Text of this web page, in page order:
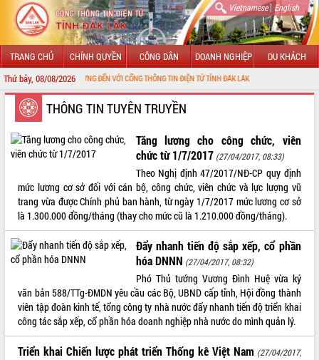
Vietnamese| English
TRANG CHỦ CHÍNH QUYỀN CÔNG DÂN DOANH NGHIỆP DU KHÁCH
Thứ bảy, 08/08/2026
CHÀO MỪNG ĐẾN VỚI CỔNG THÔNG TIN ĐIỆN TỬ TỈNH ĐẮK LẮK
GIỚI THIỆU
LÃNH ĐẠO UBND TỈNH
SỞ, BAN, NGÀNH
UBND CÁC XÃ, PHƯỜNG
THÔNG TIN CHỈ ĐẠO ĐIỀU HÀNH
VĂN BẢN HĐND TỈNH
ĐIỂM TIN VĂN BẢN
THÔNG TIN TUYÊN TRUYỀN
Tăng lương cho công chức, viên
chức từ 1/7/2017 (27/04/2017, 08:33)
Theo Nghị định 47/2017/NĐ-CP quy định
mức lương cơ sở đối với cán bộ, công chức, viên chức và lực lượng vũ
trang vừa được Chính phủ ban hành, từ ngày 1/7/2017 mức lương cơ sở
là 1.300.000 đồng/tháng (thay cho mức cũ là 1.210.000 đồng/tháng).
Đẩy nhanh tiến độ sắp xếp, cổ phần
hóa DNNN (27/04/2017, 08:32)
Phó Thủ tướng Vương Đình Huệ vừa ký
văn bản 588/TTg-ĐMDN yêu cầu các Bộ, UBND cấp tỉnh, Hội đồng thành
viên tập đoàn kinh tế, tổng công ty nhà nước đẩy nhanh tiến độ triển khai
công tác sắp xếp, cổ phần hóa doanh nghiệp nhà nước do mình quản lý.
Triển khai Chiến lược phát triển Thống kê Việt Nam (27/04/2017,